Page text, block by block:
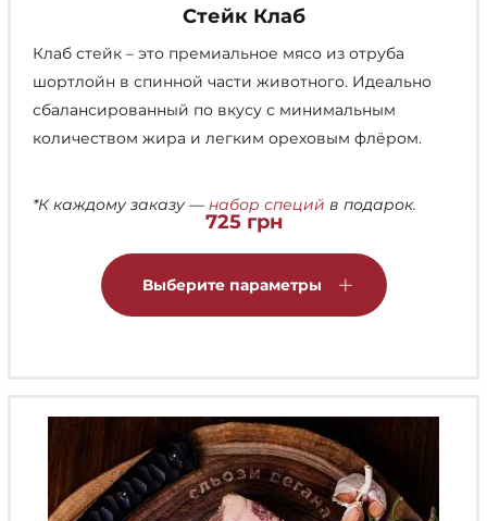
Стейк Клаб
Клаб стейк – это премиальное мясо из отруба
шортлойн в спинной части животного. Идеально
сбалансированный по вкусу с минимальным
количеством жира и легким ореховым флёром.
*К каждому заказу — набор специй в подарок.
725 грн
Выберите параметры
товар
можно
на
странице